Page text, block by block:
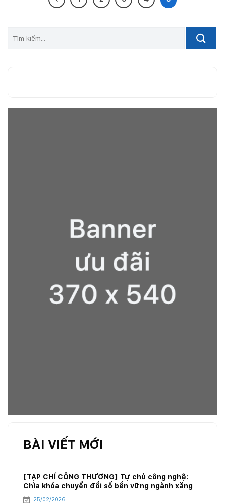
BÀI VIẾT MỚI
[TẠP CHÍ CÔNG THƯƠNG] Tự chủ công nghệ:
Chìa khóa chuyển đổi số bền vững ngành xăng
dầu
25/02/2026